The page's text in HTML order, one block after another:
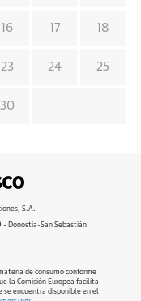
16 17 18
23 24 25
30
S.A.
Donostia-San Sebastián
de consumo conforme
la Comisión Europea facilita
se encuentra disponible en el